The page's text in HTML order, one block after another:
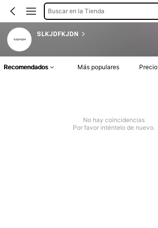
Buscar en la Tienda
SLKJDFKJDN
Recomendados Más populares Precio
No hay coincidencias
Por favor inténtelo de nuevo.